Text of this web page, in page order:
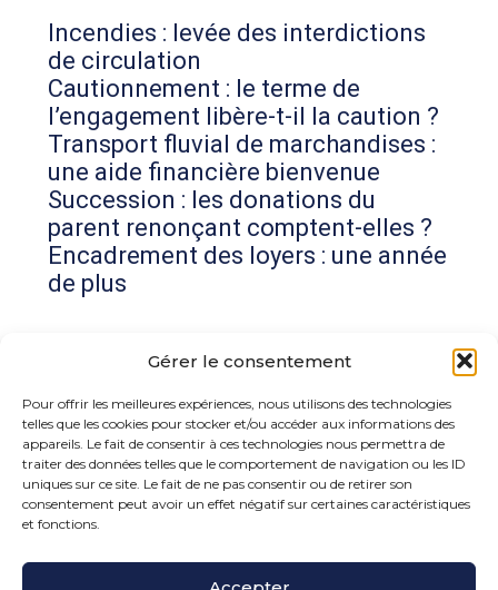
Gérer le consentement
Pour offrir les meilleures expériences, nous utilisons des technologies
telles que les cookies pour stocker et/ou accéder aux informations des
appareils. Le fait de consentir à ces technologies nous permettra de
traiter des données telles que le comportement de navigation ou les ID
uniques sur ce site. Le fait de ne pas consentir ou de retirer son
consentement peut avoir un effet négatif sur certaines caractéristiques
et fonctions.
Incendies : levée des interdictions
de circulation
Cautionnement : le terme de
l’engagement libère-t-il la caution ?
Transport fluvial de marchandises :
une aide financière bienvenue
Succession : les donations du
parent renonçant comptent-elles ?
Encadrement des loyers : une année
de plus
Commentaires récents
Aucun commentaire à afficher.